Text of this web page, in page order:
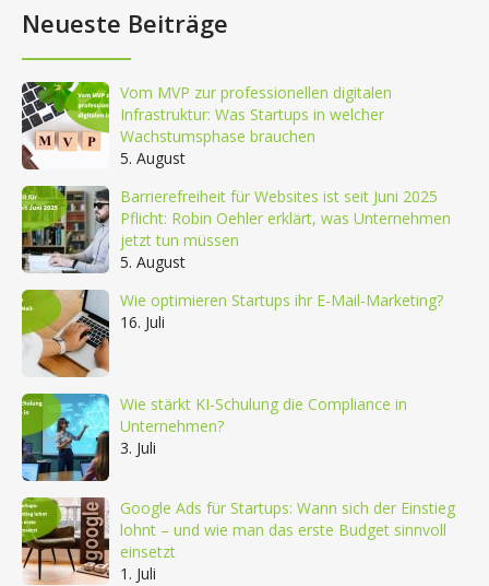
Neueste Beiträge
Vom MVP zur professionellen digitalen
Infrastruktur: Was Startups in welcher
Wachstumsphase brauchen
5. August
Barrierefreiheit für Websites ist seit Juni 2025
Pflicht: Robin Oehler erklärt, was Unternehmen
jetzt tun müssen
5. August
Wie optimieren Startups ihr E-Mail-Marketing?
16. Juli
Wie stärkt KI-Schulung die Compliance in
Unternehmen?
3. Juli
Google Ads für Startups: Wann sich der Einstieg
lohnt – und wie man das erste Budget sinnvoll
einsetzt
1. Juli